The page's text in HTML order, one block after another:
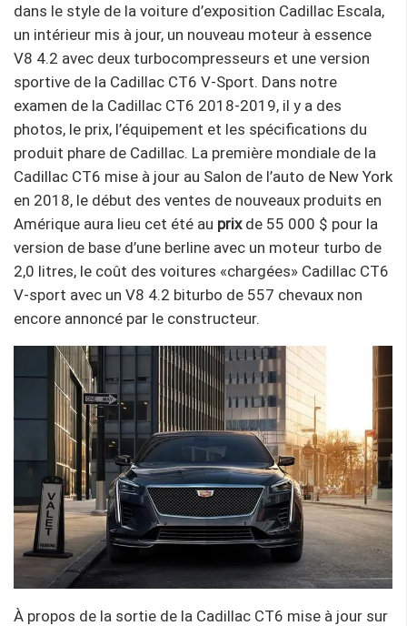
dans le style de la voiture d’exposition Cadillac Escala,
un intérieur mis à jour, un nouveau moteur à essence
V8 4.2 avec deux turbocompresseurs et une version
sportive de la Cadillac CT6 V-Sport. Dans notre
examen de la Cadillac CT6 2018-2019, il y a des
photos, le prix, l’équipement et les spécifications du
produit phare de Cadillac. La première mondiale de la
Cadillac CT6 mise à jour au Salon de l’auto de New York
en 2018, le début des ventes de nouveaux produits en
Amérique aura lieu cet été au prixde 55 000 $ pour la
version de base d’une berline avec un moteur turbo de
2,0 litres, le coût des voitures «chargées» Cadillac CT6
V-sport avec un V8 4.2 biturbo de 557 chevaux non
encore annoncé par le constructeur.
À propos de la sortie de la Cadillac CT6 mise à jour sur